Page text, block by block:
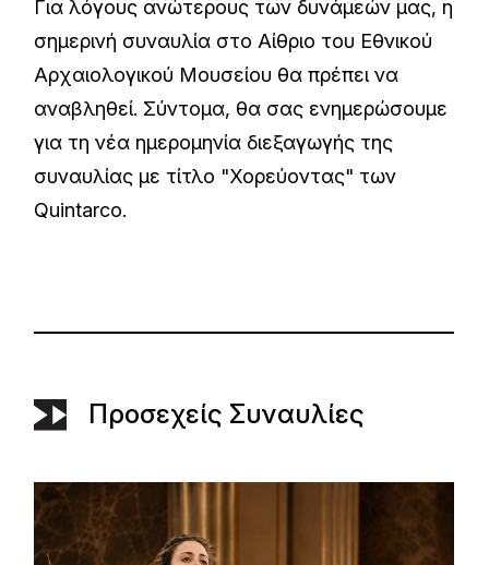
Για λόγους ανώτερους των δυνάμεών μας, η
σημερινή συναυλία στο Αίθριο του Εθνικού
Αρχαιολογικού Μουσείου θα πρέπει να
αναβληθεί. Σύντομα, θα σας ενημερώσουμε
για τη νέα ημερομηνία διεξαγωγής της
συναυλίας με τίτλο "Χορεύοντας" των
Quintarco.
Προσεχείς Συναυλίες